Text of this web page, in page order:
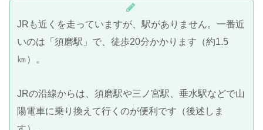
JRも近くを走っていますが、駅がありません。一番近
いのは「須磨駅」で、徒歩20分かかります（約1.5
㎞）。
JRの沿線からは、須磨駅や三ノ宮駅、垂水駅などで山
陽電車に乗り換えて行くのが便利です（後述しま